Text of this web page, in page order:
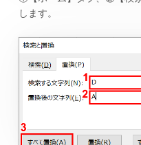
します。